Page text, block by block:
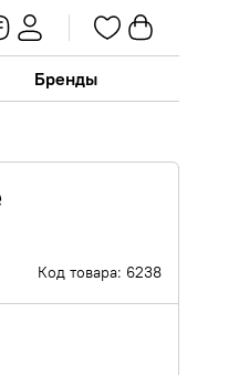
Бренды
Код товара: 6238